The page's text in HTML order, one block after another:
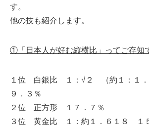
す。
他の技も紹介します。
①「日本人が好む縦横比」ってご存知
１位 白銀比 １：√２ （約１：１
９．３％
２位 正方形 １７．７％
３位 黄金比 １：約１．６１８ １